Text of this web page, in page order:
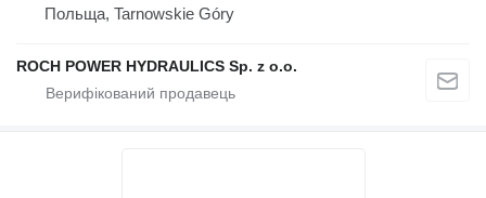
Польща, Tarnowskie Góry
ROCH POWER HYDRAULICS Sp. z o.o.